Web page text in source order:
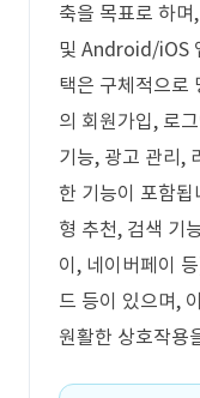
축을 목표로 하
및 Android/iOS
택은 구체적으로
의 회원가입, 로
기능, 광고 관리,
한 기능이 포함
형 추천, 검색 기
이, 네이버페이
드 등이 있으며,
원활한 상호작용